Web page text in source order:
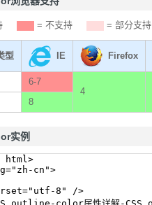
= 不支持 = 部分支持
型 IE Firefox
6-7
4
8
实例